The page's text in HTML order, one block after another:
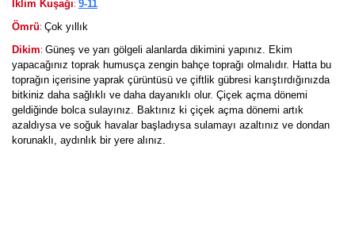
İklim Kuşağı: 9-11
Ömrü: Çok yıllık
Dikim: Güneş ve yarı gölgeli alanlarda dikimini yapınız. Ekim
yapacağınız toprak humusça zengin bahçe toprağı olmalıdır. Hatta bu
toprağın içerisine yaprak çürüntüsü ve çiftlik gübresi karıştırdığınızda
bitkiniz daha sağlıklı ve daha dayanıklı olur. Çiçek açma dönemi
geldiğinde bolca sulayınız. Baktınız ki çiçek açma dönemi artık
azaldıysa ve soğuk havalar başladıysa sulamayı azaltınız ve dondan
korunaklı, aydınlık bir yere alınız.